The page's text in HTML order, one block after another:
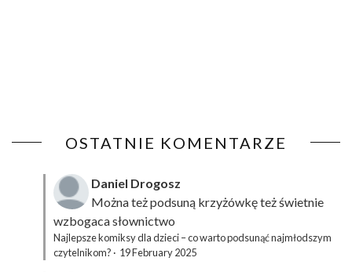
OSTATNIE KOMENTARZE
Daniel Drogosz
Można też podsuną krzyżówkęteż świetnie
wzbogaca słownictwo
Najlepsze komiksy dla dzieci – co warto podsunąć najmłodszym
czytelnikom? · 19 February 2025